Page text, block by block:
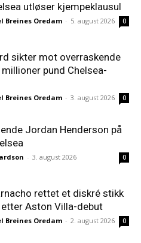
utløser kjempeklausul
Breines Oredam - 5. august 2026 0
sikter mot overraskende
pund Chelsea-
Breines Oredam - 3. august 2026 0
Jordan Henderson på
- 3. august 2026 0
rettet et diskré stikk
Aston Villa-debut
Breines Oredam - 2. august 2026 0